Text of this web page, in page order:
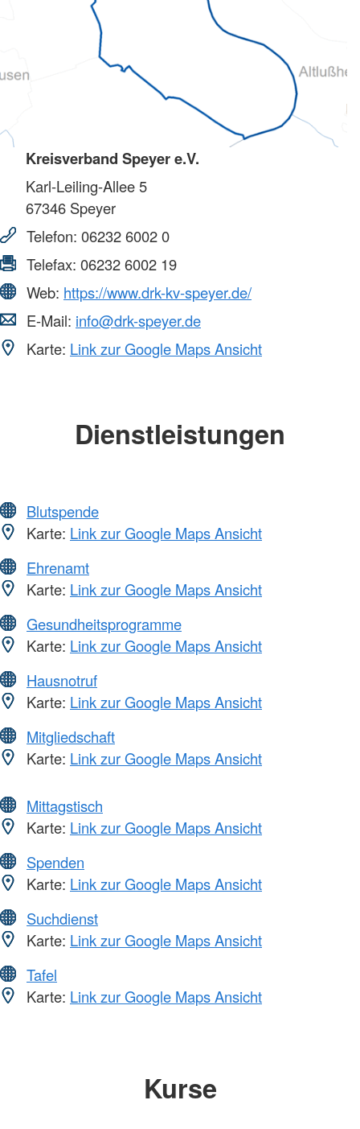
Kreisverband Speyer e.V.
Karl-Leiling-Allee 5
67346 Speyer
Telefon: 06232 6002 0
Telefax: 06232 6002 19
Web: https://www.drk-kv-speyer.de/
E-Mail: info@drk-speyer.de
Karte: Link zur Google Maps Ansicht
Dienstleistungen
Blutspende
Karte: Link zur Google Maps Ansicht
Ehrenamt
Karte: Link zur Google Maps Ansicht
Gesundheitsprogramme
Karte: Link zur Google Maps Ansicht
Hausnotruf
Karte: Link zur Google Maps Ansicht
Mitgliedschaft
Karte: Link zur Google Maps Ansicht
Mittagstisch
Karte: Link zur Google Maps Ansicht
Spenden
Karte: Link zur Google Maps Ansicht
Suchdienst
Karte: Link zur Google Maps Ansicht
Tafel
Karte: Link zur Google Maps Ansicht
Kurse